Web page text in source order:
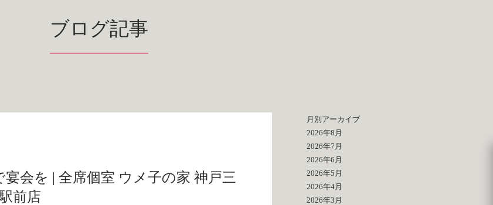
ブログ記事
会を | 全席個室 ウメ子の家 神戸三
前店
月別アーカイブ
2026年8月
2026年7月
2026年6月
2026年5月
2026年4月
2026年3月